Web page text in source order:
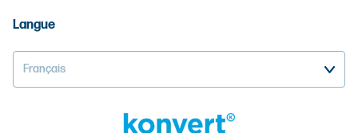
Langue
Français